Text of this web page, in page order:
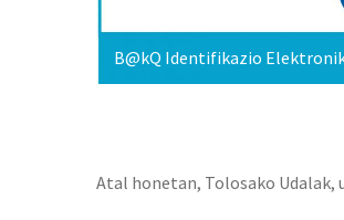
B@kQ Identifikazio
Atal honetan, Tolosako